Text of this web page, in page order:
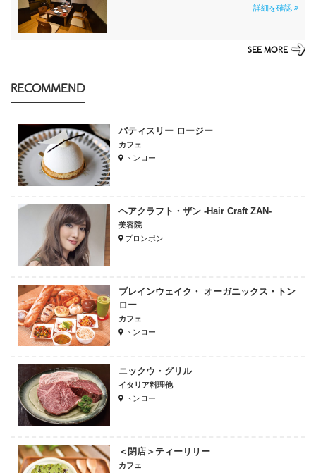
詳細を確認
SEE MORE
RECOMMEND
パティスリー ロージー
カフェ
トンロー
ヘアクラフト・ザン -Hair Craft ZAN-
美容院
プロンポン
ブレインウェイク・ オーガニックス・トン
ロー
カフェ
トンロー
ニックウ・グリル
イタリア料理他
トンロー
＜閉店＞ティーリリー
カフェ